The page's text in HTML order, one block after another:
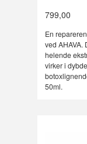
799,00
En
ved
helende
virker i
50ml.